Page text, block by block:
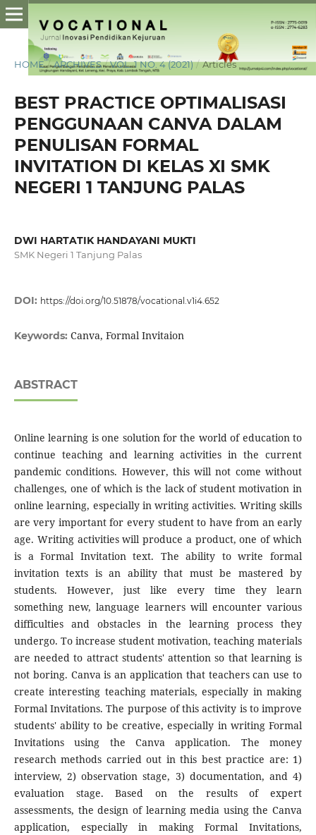
HOME / ARCHIVES / VOL. 1 NO. 4 (2021) / Articles
BEST PRACTICE OPTIMALISASI
PENGGUNAAN CANVA DALAM
PENULISAN FORMAL
INVITATION DI KELAS XI SMK
NEGERI 1 TANJUNG PALAS
DWI HARTATIK HANDAYANI MUKTI
SMK Negeri 1 Tanjung Palas
DOI: https://doi.org/10.51878/vocational.v1i4.652
Keywords: Canva, Formal Invitaion
ABSTRACT
Online learning is one solution for the world of education to
continue teaching and learning activities in the current
pandemic conditions. However, this will not come without
challenges, one of which is the lack of student motivation in
online learning, especially in writing activities. Writing skills
are very important for every student to have from an early
age. Writing activities will produce a product, one of which
is a Formal Invitation text. The ability to write formal
invitation texts is an ability that must be mastered by
students. However, just like every time they learn
something new, language learners will encounter various
difficulties and obstacles in the learning process they
undergo. To increase student motivation, teaching materials
are needed to attract students' attention so that learning is
not boring. Canva is an application that teachers can use to
create interesting teaching materials, especially in making
Formal Invitations. The purpose of this activity is to improve
students' ability to be creative, especially in writing Formal
Invitations using the Canva application. The money
research methods carried out in this best practice are: 1)
interview, 2) observation stage, 3) documentation, and 4)
evaluation stage. Based on the results of expert
assessments, the design of learning media using the Canva
application, especially in making Formal Invitations,